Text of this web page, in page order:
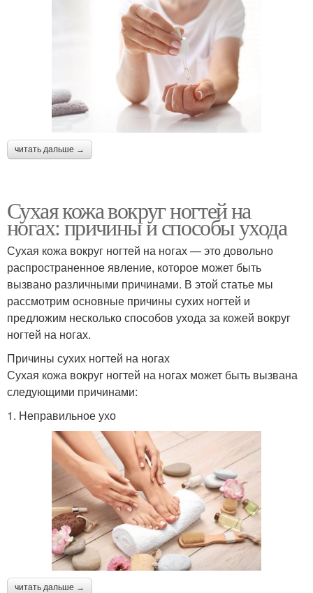
читать дальше →
Сухая кожа вокруг ногтей на
ногах: причины и способы ухода
Сухая кожа вокруг ногтей на ногах — это довольно
распространенное явление, которое может быть
вызвано различными причинами. В этой статье мы
рассмотрим основные причины сухих ногтей и
предложим несколько способов ухода за кожей вокруг
ногтей на ногах.
Причины сухих ногтей на ногах
Сухая кожа вокруг ногтей на ногах может быть вызвана
следующими причинами:
1. Неправильное ухо
читать дальше →